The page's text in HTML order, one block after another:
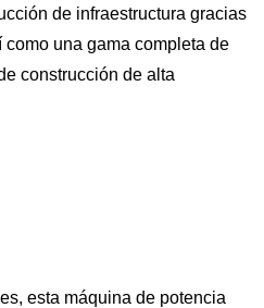
de infraestructura gracias
una gama completa de
construcción de alta
esta máquina de potencia